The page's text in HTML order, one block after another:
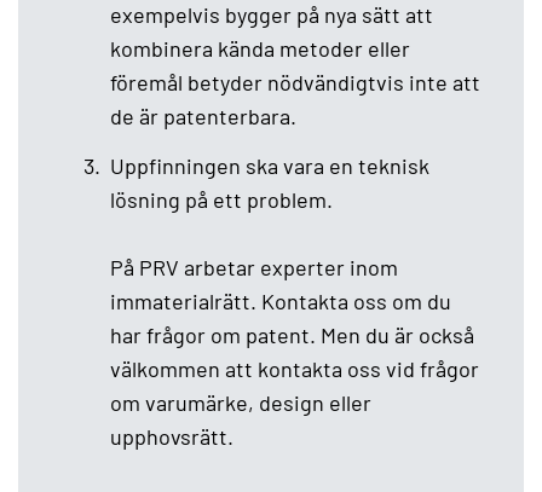
exempelvis bygger på nya sätt att
kombinera kända metoder eller
föremål betyder nödvändigtvis inte att
de är patenterbara.
Uppfinningen ska vara en teknisk
lösning på ett problem.
På PRV arbetar experter inom
immaterialrätt. Kontakta oss om du
har frågor om patent. Men du är också
välkommen att kontakta oss vid frågor
om varumärke, design eller
upphovsrätt.